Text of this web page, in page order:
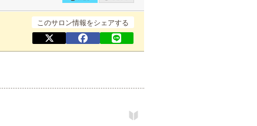
このサロン情報をシェアする